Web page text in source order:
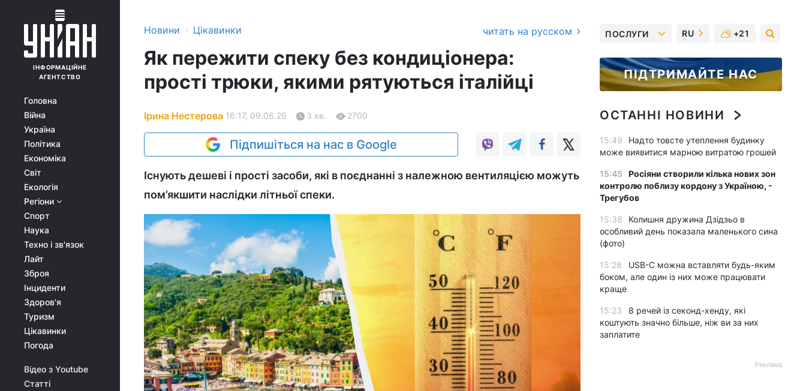
ІНФОРМАЦІЙНЕ
АГЕНТСТВО
Головна
Війна
Україна
Політика
Економіка
Світ
Екологія
Регіони
Спорт
Наука
Техно і зв'язок
Лайт
Зброя
Інциденти
Здоров'я
Туризм
Цікавинки
Погода
Відео з Youtube
Статті
Новини › Цікавинки читать на русском
Як пережити спеку без кондиціонера:
прості трюки, якими рятуються італійці
Ірина Нестерова 16:17, 09.06.26 3 хв. 2700
Підпишіться на нас в Google
Існують дешеві і прості засоби, які в поєднанні з належною вентиляцією можуть
пом’якшити наслідки літньої спеки.
ПОСЛУГИ RU +21
ПІДТРИМАЙТЕ НАС
ОСТАННІ НОВИНИ
15:49
Надто товсте утеплення будинку
може виявитися марною витратою грошей
15:45 Росіяни створили кілька нових зон
контролю поблизу кордону з Україною, -
Трегубов
15:38
Колишня дружина Дзідзьо в
особливий день показала маленького сина
(фото)
15:28
USB-C можна вставляти будь-яким
боком, але один із них може працювати
краще
15:23
8 речей із секонд-хенду, які
коштують значно більше, ніж ви за них
заплатите
Реклама